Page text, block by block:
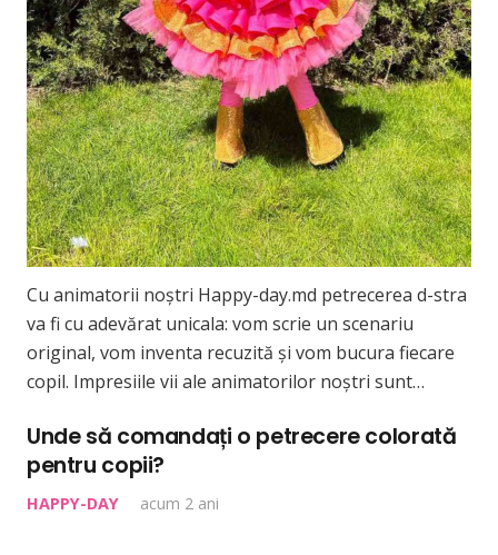
Cu animatorii noștri Happy-day.md petrecerea d-stra
va fi cu adevărat unicala: vom scrie un scenariu
original, vom inventa recuzită și vom bucura fiecare
copil. Impresiile vii ale animatorilor noștri sunt…
Unde să comandați o petrecere colorată
pentru copii?
HAPPY-DAY acum 2 ani